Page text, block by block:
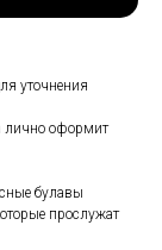
уточнения
лично оформит
булавы
прослужат